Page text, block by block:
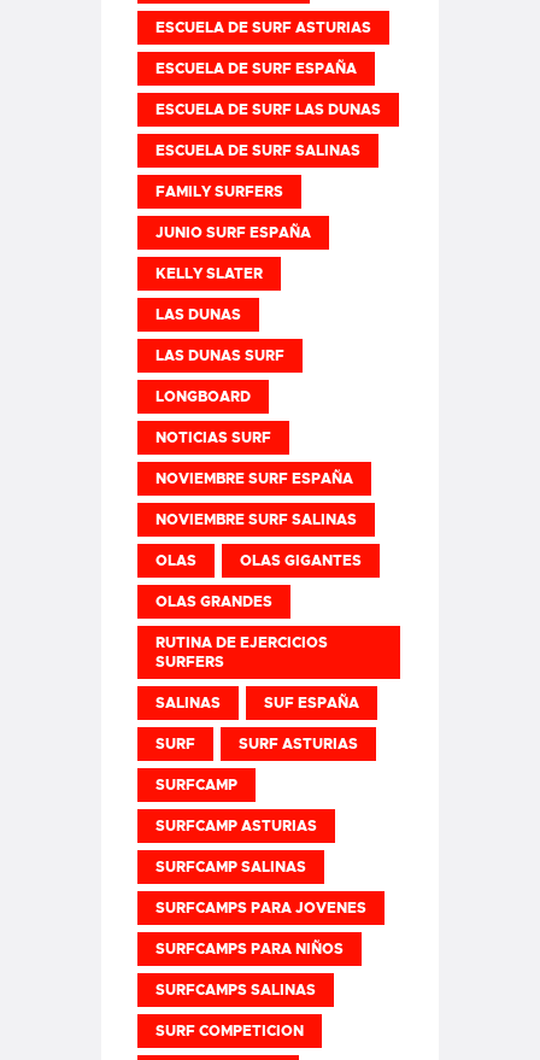
ESCUELA DE SURF ASTURIAS
ESCUELA DE SURF ESPAÑA
ESCUELA DE SURF LAS DUNAS
ESCUELA DE SURF SALINAS
FAMILY SURFERS
JUNIO SURF ESPAÑA
KELLY SLATER
LAS DUNAS
LAS DUNAS SURF
LONGBOARD
NOTICIAS SURF
NOVIEMBRE SURF ESPAÑA
NOVIEMBRE SURF SALINAS
OLAS OLAS GIGANTES
OLAS GRANDES
RUTINA DE EJERCICIOS
SURFERS
SALINAS SUF ESPAÑA
SURF SURF ASTURIAS
SURFCAMP
SURFCAMP ASTURIAS
SURFCAMP SALINAS
SURFCAMPS PARA JOVENES
SURFCAMPS PARA NIÑOS
SURFCAMPS SALINAS
SURF COMPETICION